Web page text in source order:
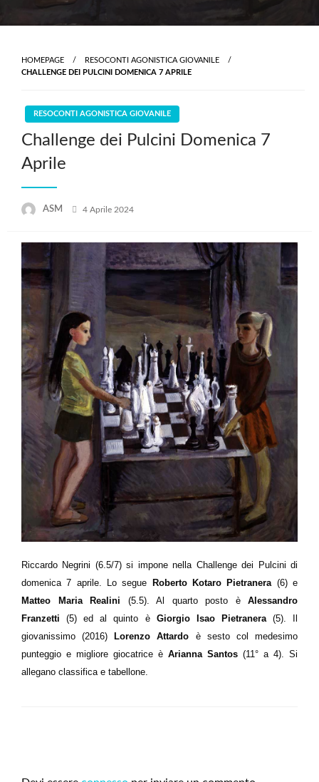
HOMEPAGE
RESOCONTI AGONISTICA GIOVANILE
CHALLENGE DEI PULCINI DOMENICA 7 APRILE
RESOCONTI AGONISTICA GIOVANILE
Challenge dei Pulcini Domenica 7
Aprile
ASM
Posted
4 Aprile 2024
Riccardo Negrini (6.5/7) si impone nella Challenge dei Pulcini di
domenica 7 aprile. Lo segue
Roberto Kotaro Pietranera (6) e
Matteo Maria Realini (5.5). Al quarto posto è Alessandro
Franzetti (5) ed al quinto è Giorgio Isao Pietranera(5). Il
giovanissimo (2016)
Lorenzo Attardo è sesto col medesimo
punteggio e migliore giocatrice è Arianna Santos (11° a 4). Si
allegano classifica e tabellone.